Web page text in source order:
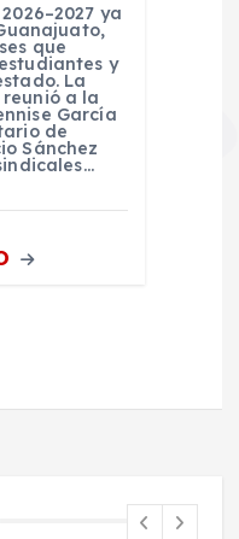
ya
que
y
La
a la
García
de
Sánchez